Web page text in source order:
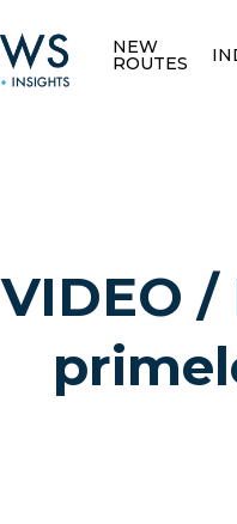
NEW
ROUTES
VIDEO